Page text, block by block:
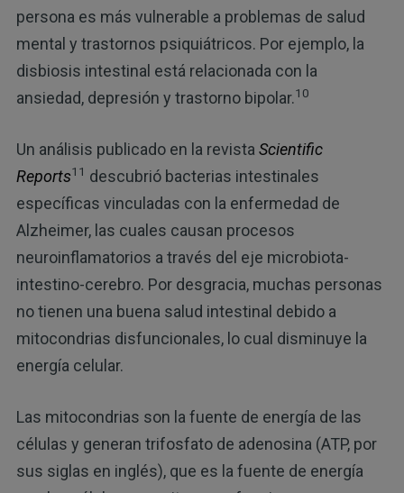
persona es más vulnerable a problemas de salud
mental y trastornos psiquiátricos. Por ejemplo, la
disbiosis intestinal está relacionada con la
ansiedad, depresión y trastorno bipolar.10
Un análisis publicado en la revista Scientific
Reports11 descubrió bacterias intestinales
específicas vinculadas con la enfermedad de
Alzheimer, las cuales causan procesos
neuroinflamatorios a través del eje microbiota-
intestino-cerebro. Por desgracia, muchas personas
no tienen una buena salud intestinal debido a
mitocondrias disfuncionales, lo cual disminuye la
energía celular.
Las mitocondrias son la fuente de energía de las
células y generan trifosfato de adenosina (ATP, por
sus siglas en inglés), que es la fuente de energía